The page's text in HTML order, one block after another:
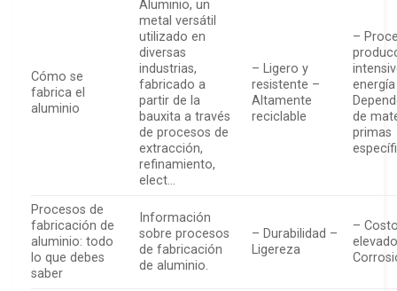
Cómo se
fabrica el
aluminio
Aluminio, un
metal versátil
utilizado en
diversas
industrias,
fabricado a
partir de la
bauxita a través
de procesos de
extracción,
refinamiento,
elect…
– Ligero y
resistente –
Altamente
reciclable
–
de
primas
Procesos de
fabricación de
aluminio: todo
lo que debes
saber
Información
sobre procesos
de fabricación
de aluminio.
– Durabilidad –
Ligereza
–